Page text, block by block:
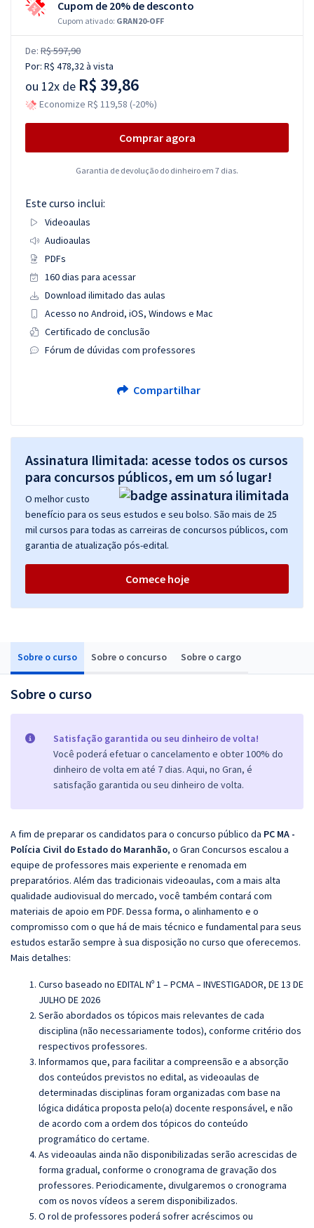
Sobre o curso Sobre o concurso Sobre o cargo
Sobre o curso
Satisfação garantida ou seu dinheiro de volta!
Você poderá efetuar o cancelamento e obter 100% do
dinheiro de volta em até 7 dias. Aqui, no Gran, é
satisfação garantida ou seu dinheiro de volta.
A fim de preparar os candidatos para o concurso público da PC MA -
Polícia Civil do Estado do Maranhão, o Gran Concursos escalou a
equipe de professores mais experiente e renomada em
preparatórios. Além das tradicionais videoaulas, com a mais alta
qualidade audiovisual do mercado, você também contará com
materiais de apoio em PDF. Dessa forma, o alinhamento e o
compromisso com o que há de mais técnico e fundamental para seus
estudos estarão sempre à sua disposição no curso que oferecemos.
Mais detalhes:
Curso baseado no EDITAL Nº 1 – PCMA – INVESTIGADOR, DE 13 DE
JULHO DE 2026
Serão abordados os tópicos mais relevantes de cada
disciplina (não necessariamente todos), conforme critério dos
respectivos professores.
Informamos que, para facilitar a compreensão e a absorção
dos conteúdos previstos no edital, as videoaulas de
determinadas disciplinas foram organizadas com base na
lógica didática proposta pelo(a) docente responsável, e não
de acordo com a ordem dos tópicos do conteúdo
programático do certame.
As videoaulas ainda não disponibilizadas serão acrescidas de
forma gradual, conforme o cronograma de gravação dos
professores. Periodicamente, divulgaremos o cronograma
com os novos vídeos a serem disponibilizados.
O rol de professores poderá sofrer acréscimos ou
Cupom de 20% de desconto
Cupom ativado: GRAN20-OFF
De: R$ 597,90
Por: R$ 478,32à vista
ou 12x de R$ 39,86
Economize R$ 119,58 (-20%)
Comprar agora
Garantia de devolução do dinheiro em 7 dias.
Este curso inclui:
Videoaulas
Audioaulas
PDFs
160 dias para acessar
Download ilimitado das aulas
Acesso no Android, iOS, Windows e Mac
Certificado de conclusão
Fórum de dúvidas com professores
Compartilhar
Assinatura Ilimitada: acesse todos os cursos
para concursos públicos, em um só lugar!
O melhor custo
benefício para os seus estudos e seu bolso. São mais de 25
mil cursos para todas as carreiras de concursos públicos, com
garantia de atualização pós-edital.
Comece hoje